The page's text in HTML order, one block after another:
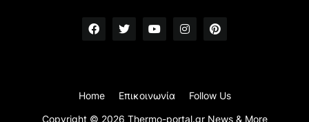
Copyright © 2026 Thermo-portal.gr News & More
Home Επικοινωνία Follow Us